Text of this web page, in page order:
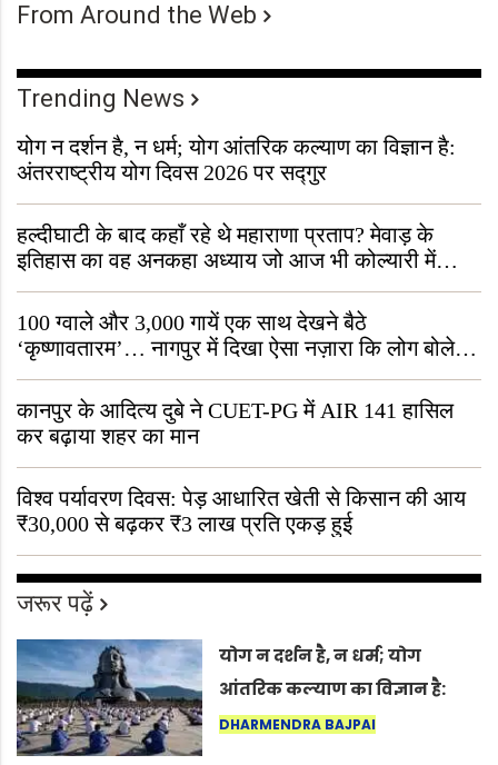
From Around the Web
Trending News
योग न दर्शन है, न धर्म; योग आंतरिक कल्याण का विज्ञान है:
अंतरराष्ट्रीय योग दिवस 2026 पर सद्गुर
हल्दीघाटी के बाद कहाँ रहे थे महाराणा प्रताप? मेवाड़ के
इतिहास का वह अनकहा अध्याय जो आज भी कोल्यारी में
जीवित है
100 ग्वाले और 3,000 गायें एक साथ देखने बैठे
‘कृष्णावतारम’… नागपुर में दिखा ऐसा नज़ारा कि लोग बोले,
“ऐसा तो सिर्फ़ कृष्ण ही कर सकते हैं”
कानपुर के आदित्य दुबे ने CUET-PG में AIR 141 हासिल
कर बढ़ाया शहर का मान
विश्व पर्यावरण दिवस: पेड़ आधारित खेती से किसान की आय
₹30,000 से बढ़कर ₹3 लाख प्रति एकड़ हुई
जरूर पढ़ें
योग न दर्शन है, न धर्म; योग
आंतरिक कल्याण का विज्ञान है:
अंतरराष्ट्रीय योग दिवस 2026 पर
DHARMENDRA BAJPAI